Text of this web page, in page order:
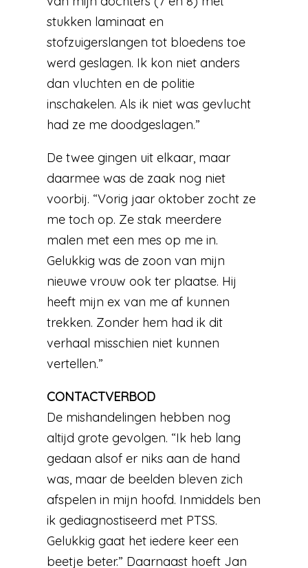
stukken laminaat en
stofzuigerslangen tot bloedens toe
werd geslagen. Ik kon niet anders
dan vluchten en de politie
inschakelen. Als ik niet was gevlucht
had ze me doodgeslagen.”
De twee gingen uit elkaar, maar
daarmee was de zaak nog niet
voorbij. “Vorig jaar oktober zocht ze
me toch op. Ze stak meerdere
malen met een mes op me in.
Gelukkig was de zoon van mijn
nieuwe vrouw ook ter plaatse. Hij
heeft mijn ex van me af kunnen
trekken. Zonder hem had ik dit
verhaal misschien niet kunnen
vertellen.”
CONTACTVERBOD
De mishandelingen hebben nog
altijd grote gevolgen. “Ik heb lang
gedaan alsof er niks aan de hand
was, maar de beelden bleven zich
afspelen in mijn hoofd. Inmiddels ben
ik gediagnostiseerd met PTSS.
Gelukkig gaat het iedere keer een
beetje beter.” Daarnaast hoeft Jan